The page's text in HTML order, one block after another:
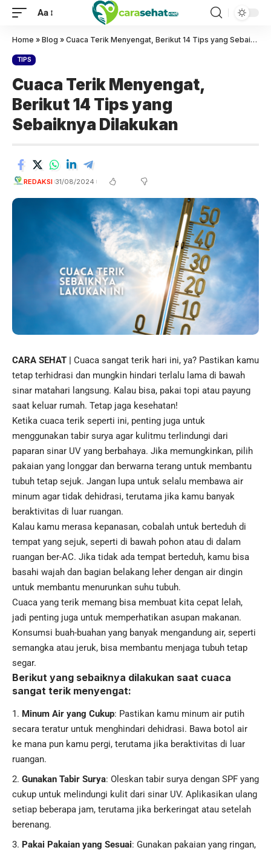
Aa
Home » Blog » Cuaca Terik Menyengat, Berikut 14 Tips yang Sebaiknya Dilakukan
TIPS
Cuaca Terik Menyengat,
Berikut 14 Tips yang
Sebaiknya Dilakukan
REDAKSI 31/08/2024
CARA SEHAT | Cuaca sangat terik hari ini, ya? Pastikan kamu
tetap terhidrasi dan mungkin hindari terlalu lama di bawah
sinar matahari langsung. Kalau bisa, pakai topi atau payung
saat keluar rumah. Tetap jaga kesehatan!
Ketika cuaca terik seperti ini, penting juga untuk
menggunakan tabir surya agar kulitmu terlindungi dari
paparan sinar UV yang berbahaya. Jika memungkinkan, pilih
pakaian yang longgar dan berwarna terang untuk membantu
tubuh tetap sejuk. Jangan lupa untuk selalu membawa air
minum agar tidak dehidrasi, terutama jika kamu banyak
beraktivitas di luar ruangan.
Kalau kamu merasa kepanasan, cobalah untuk berteduh di
tempat yang sejuk, seperti di bawah pohon atau di dalam
ruangan ber-AC. Jika tidak ada tempat berteduh, kamu bisa
basahi wajah dan bagian belakang leher dengan air dingin
untuk membantu menurunkan suhu tubuh.
Cuaca yang terik memang bisa membuat kita cepat lelah,
jadi penting juga untuk memperhatikan asupan makanan.
Konsumsi buah-buahan yang banyak mengandung air, seperti
semangka atau jeruk, bisa membantu menjaga tubuh tetap
segar.
Berikut yang sebaiknya dilakukan saat cuaca
sangat terik menyengat:
Minum Air yang Cukup: Pastikan kamu minum air putih
secara teratur untuk menghindari dehidrasi. Bawa botol air
ke mana pun kamu pergi, terutama jika beraktivitas di luar
ruangan.
Gunakan Tabir Surya: Oleskan tabir surya dengan SPF yang
cukup untuk melindungi kulit dari sinar UV. Aplikasikan ulang
setiap beberapa jam, terutama jika berkeringat atau setelah
berenang.
Pakai Pakaian yang Sesuai: Gunakan pakaian yang ringan,